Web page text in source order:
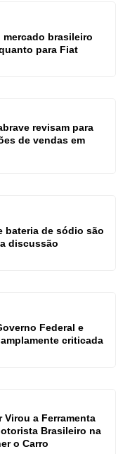
brasileiro
para Fiat
revisam para
de vendas em
bateria de sódio são
discussão
Federal e
criticada
Virou a Ferramenta
Brasileiro na
o Carro